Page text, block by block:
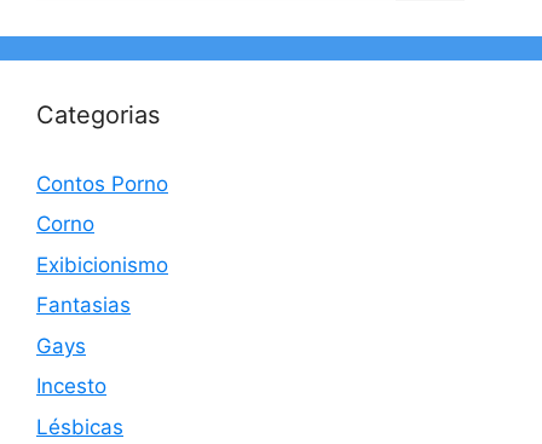
Categorias
Contos Porno
Corno
Exibicionismo
Fantasias
Gays
Incesto
Lésbicas